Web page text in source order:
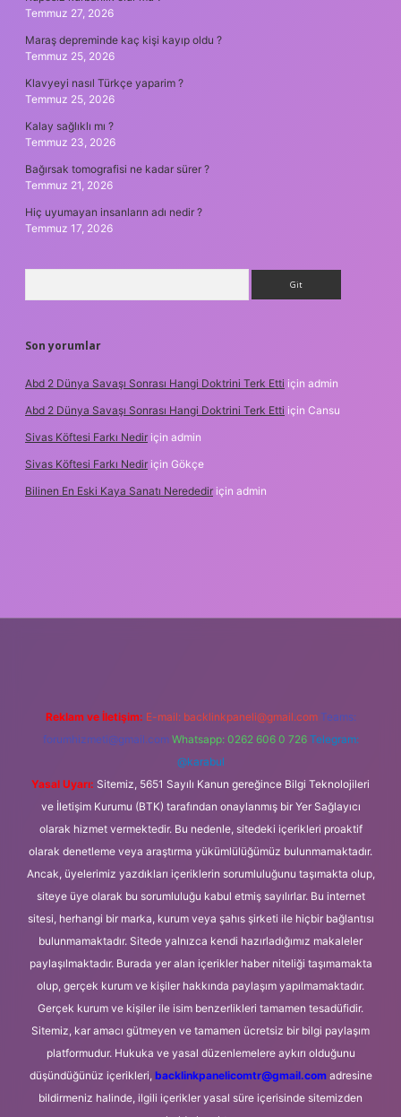
Temmuz 27, 2026
Maraş depreminde kaç kişi kayıp oldu ?
Temmuz 25, 2026
Klavyeyi nasıl Türkçe yaparim ?
Temmuz 25, 2026
Kalay sağlıklı mı ?
Temmuz 23, 2026
Bağırsak tomografisi ne kadar sürer ?
Temmuz 21, 2026
Hiç uyumayan insanların adı nedir ?
Temmuz 17, 2026
Son yorumlar
Abd 2 Dünya Savaşı Sonrası Hangi Doktrini Terk Etti için admin
Abd 2 Dünya Savaşı Sonrası Hangi Doktrini Terk Etti için Cansu
Sivas Köftesi Farkı Nedir için admin
Sivas Köftesi Farkı Nedir için Gökçe
Bilinen En Eski Kaya Sanatı Nerededir için admin
Reklam ve İletişim: E-mail: backlinkpaneli@gmail.com Teams:
forumhizmeti@gmail.com Whatsapp: 0262 606 0 726 Telegram:
@karabul
Yasal Uyarı: Sitemiz, 5651 Sayılı Kanun gereğince Bilgi Teknolojileri
ve İletişim Kurumu (BTK) tarafından onaylanmış bir Yer Sağlayıcı
olarak hizmet vermektedir. Bu nedenle, sitedeki içerikleri proaktif
olarak denetleme veya araştırma yükümlülüğümüz bulunmamaktadır.
Ancak, üyelerimiz yazdıkları içeriklerin sorumluluğunu taşımakta olup,
siteye üye olarak bu sorumluluğu kabul etmiş sayılırlar. Bu internet
sitesi, herhangi bir marka, kurum veya şahıs şirketi ile hiçbir bağlantısı
bulunmamaktadır. Sitede yalnızca kendi hazırladığımız makaleler
paylaşılmaktadır. Burada yer alan içerikler haber niteliği taşımamakta
olup, gerçek kurum ve kişiler hakkında paylaşım yapılmamaktadır.
Gerçek kurum ve kişiler ile isim benzerlikleri tamamen tesadüfidir.
Sitemiz, kar amacı gütmeyen ve tamamen ücretsiz bir bilgi paylaşım
platformudur. Hukuka ve yasal düzenlemelere aykırı olduğunu
düşündüğünüz içerikleri, backlinkpanelicomtr@gmail.comadresine
bildirmeniz halinde, ilgili içerikler yasal süre içerisinde sitemizden